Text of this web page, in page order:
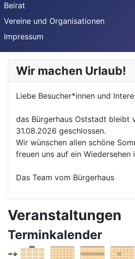
Beirat
Vereine und Organisationen
Impressum
Wir machen Urlaub!
Liebe Besucher*innen und
das Bürgerhaus Oststadt bleibt
31.08.2026 geschlossen.
Wir wünschen allen schöne
freuen uns auf ein Wiedersehen
Das Team vom Bürgerhaus
Veranstaltungen
Terminkalender